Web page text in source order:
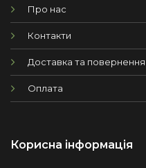
Про нас
Контакти
Доставка та повернення
Оплата
Корисна інформація